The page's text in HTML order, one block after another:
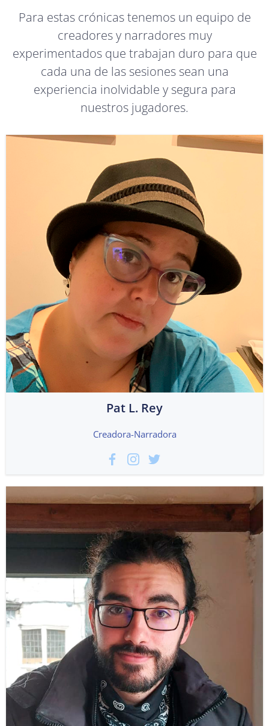
Para estas crónicas tenemos un equipo de
creadores y narradores muy
experimentados que trabajan duro para que
cada una de las sesiones sean una
experiencia inolvidable y segura para
nuestros jugadores.
Pat L. Rey
Creadora-Narradora